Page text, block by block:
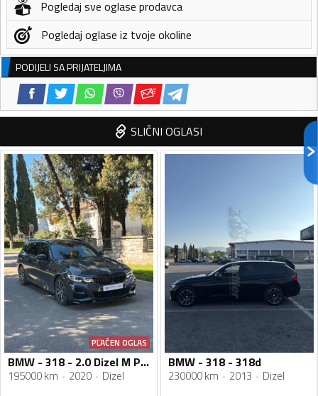
Pogledaj sve oglase prodavca
Pogledaj oglase iz tvoje okoline
PODIJELI SA PRIJATELJIMA
SLIČNI OGLASI
PLAĆEN OGLAS
BMW - 318 - 2.0 Dizel M Paket
195000 km 2020 Dizel
BMW - 318 - 318d
230000 km 2013 Dizel